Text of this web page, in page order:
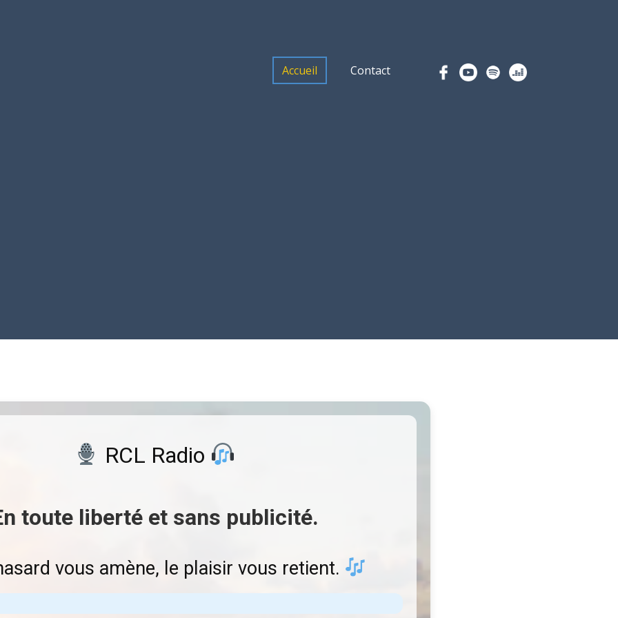
Accueil Contact
RCL Radio
toute liberté et sans publicité.
vous amène, le plaisir vous retient.